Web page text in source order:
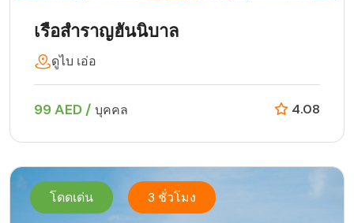
เรือสำราญฮันนิบาล
ดูไบ เอ่อ
99 AED / บุคคล 4.08
โดดเด่น 3 ชั่วโมง